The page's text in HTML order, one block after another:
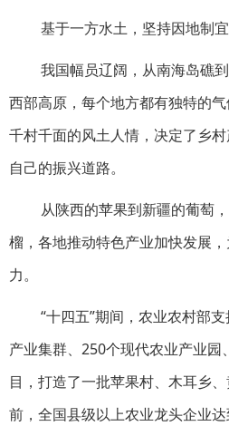
基于一方水土，坚持因地制
我国幅员辽阔，从南海岛礁
西部高原，每个地方都有独特的气
千村千面的风土人情，决定了乡
自己的振兴道路。
从陕西的苹果到新疆的葡萄
榴，各地推动特色产业加快发展
力。
“十四五”期间，农业农村部
产业集群、250个现代农业产业园
目，打造了一批苹果村、木耳乡
前，全国县级以上农业龙头企业